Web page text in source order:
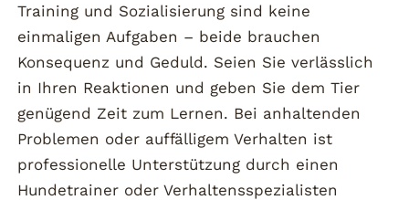
Training und Sozialisierung sind keine
einmaligen Aufgaben – beide brauchen
Konsequenz und Geduld. Seien Sie verlässlich
in Ihren Reaktionen und geben Sie dem Tier
genügend Zeit zum Lernen. Bei anhaltenden
Problemen oder auffälligem Verhalten ist
professionelle Unterstützung durch einen
Hundetrainer oder Verhaltensspezialisten